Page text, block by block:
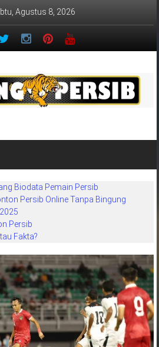
Agustus 8, 2026
Biodata Pemain Persib
Persib Online Tanpa Bingung
Persib
Fakta?